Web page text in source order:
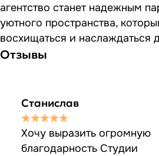
агентство станет надежным
уютного пространства,
восхищаться и наслаждаться
Отзывы
Станислав
Хочу выразить огромную
благодарность Студии